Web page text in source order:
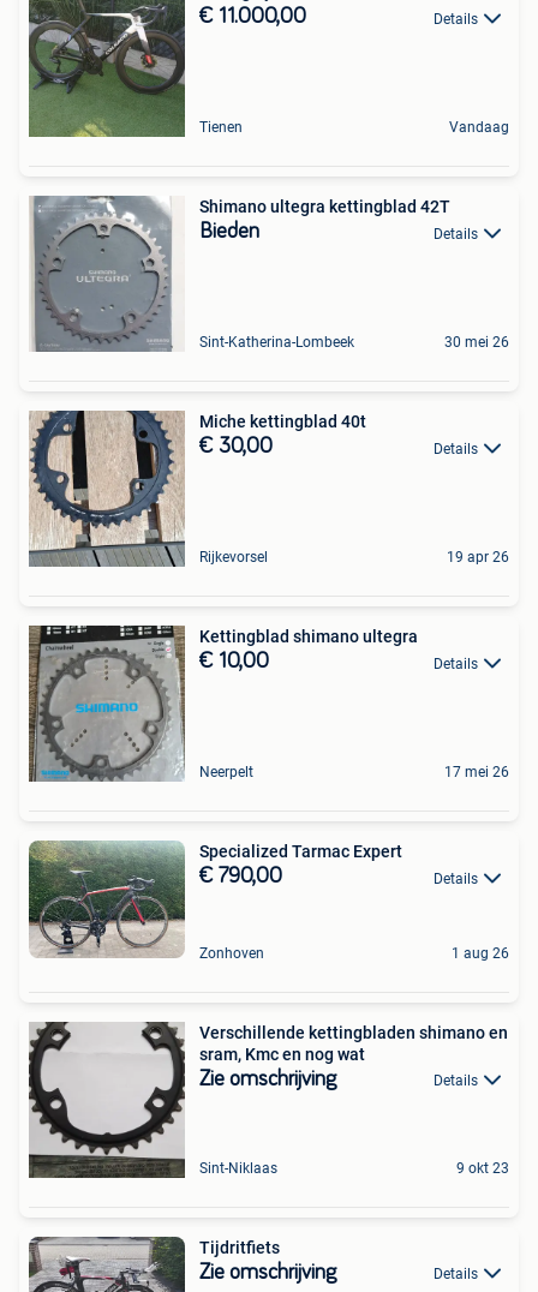
€ 11.000,00 Details
Tienen Vandaag
Shimano ultegra kettingblad 42T
Bieden Details
Sint-Katherina-Lombeek 30 mei 26
Miche kettingblad 40t
€ 30,00 Details
Rijkevorsel 19 apr 26
Kettingblad shimano ultegra
€ 10,00 Details
Neerpelt 17 mei 26
Specialized Tarmac Expert
€ 790,00 Details
Zonhoven 1 aug 26
Verschillende kettingbladen shimano en
sram, Kmc en nog wat
Zie omschrijving Details
Sint-Niklaas 9 okt 23
Tijdritfiets
Zie omschrijving Details